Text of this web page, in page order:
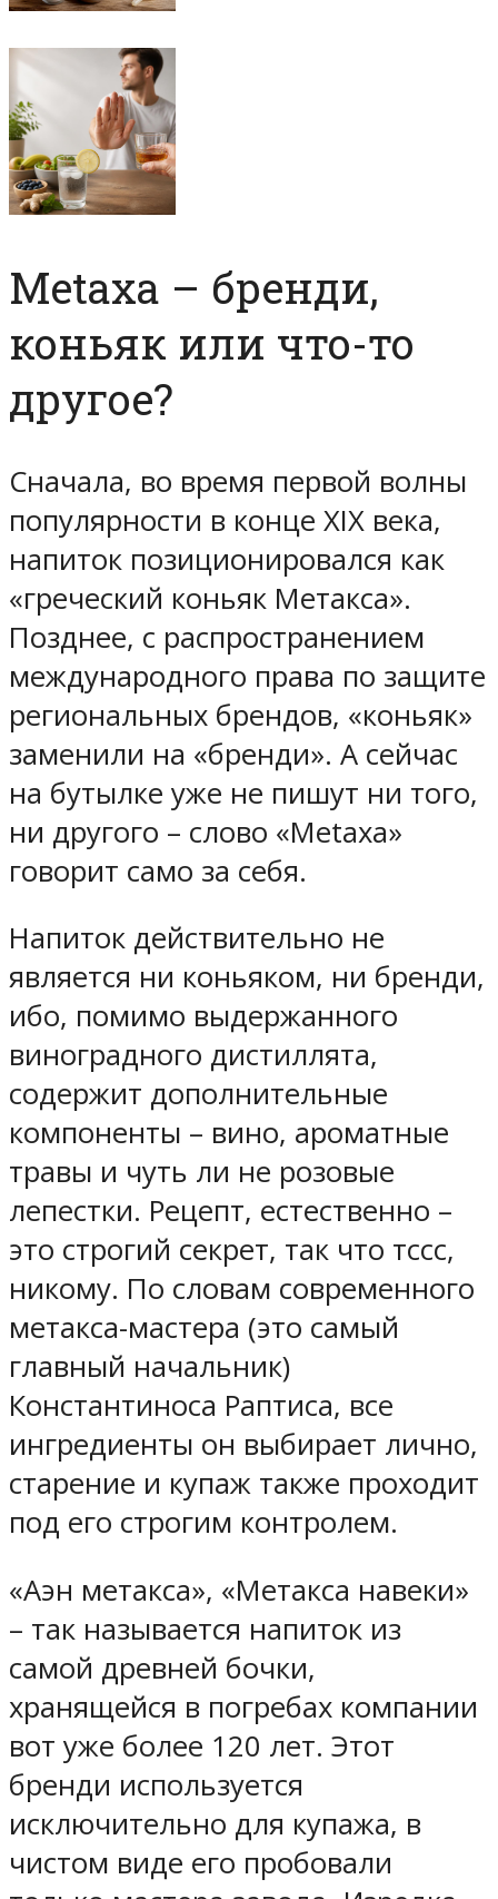
Metaxa – бренди,
коньяк или что-то
другое?
Сначала, во время первой волны
популярности в конце XIX века,
напиток позиционировался как
«греческий коньяк Метакса».
Позднее, с распространением
международного права по защите
региональных брендов, «коньяк»
заменили на «бренди». А сейчас
на бутылке уже не пишут ни того,
ни другого – слово «Metaxa»
говорит само за себя.
Напиток действительно не
является ни коньяком, ни бренди,
ибо, помимо выдержанного
виноградного дистиллята,
содержит дополнительные
компоненты – вино, ароматные
травы и чуть ли не розовые
лепестки. Рецепт, естественно –
это строгий секрет, так что тссс,
никому. По словам современного
метакса-мастера (это самый
главный начальник)
Константиноса Раптиса, все
ингредиенты он выбирает лично,
старение и купаж также проходит
под его строгим контролем.
«Аэн метакса», «Метакса навеки»
– так называется напиток из
самой древней бочки,
хранящейся в погребах компании
вот уже более 120 лет. Этот
бренди используется
исключительно для купажа, в
чистом виде его пробовали